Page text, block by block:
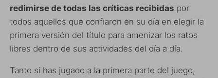
redimirse de todas las críticas recibidas por
todos aquellos que confiaron en su día en elegir la
primera versión del título para amenizar los ratos
libres dentro de sus actividades del día a día.
Tanto si has jugado a la primera parte del juego,